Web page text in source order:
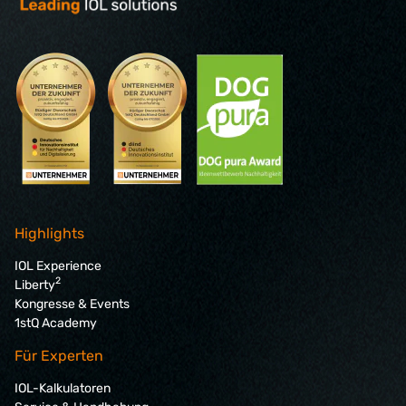
Highlights
IOL Experience
Liberty2
Kongresse & Events
1stQ Academy
Für Experten
IOL-Kalkulatoren